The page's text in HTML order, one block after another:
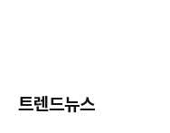
트렌드뉴스